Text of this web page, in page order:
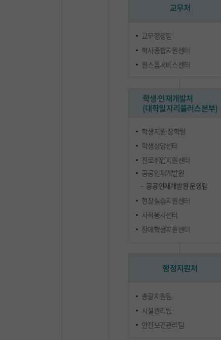
교무처
교무행정팀
학사종합지원센터
원스톱서비스센터
학생∙인재개발처
(대학일자리플러스본부)
학생지원∙장학팀
학생상담센터
진로취업지원센터
공공인재개발원
공공인재개발원 운영팀
현장실습지원센터
사회봉사센터
장애학생지원센터
행정지원처
총괄지원팀
시설관리팀
안전보건관리팀